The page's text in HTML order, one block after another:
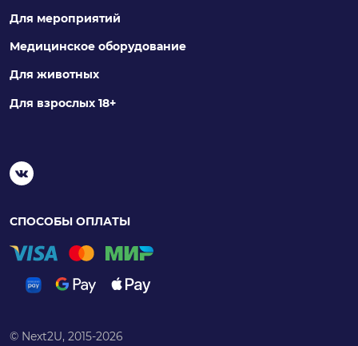
Для мероприятий
Медицинское оборудование
Для животных
Для взрослых 18+
СПОСОБЫ ОПЛАТЫ
© Next2U, 2015-2026